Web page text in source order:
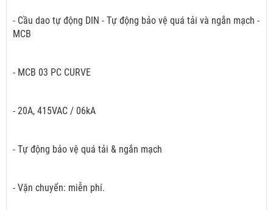
- Cầu dao tự động DIN - Tự động bảo vệ quá tải và ngắn mạch -
MCB
- MCB 03 PC CURVE
- 20A, 415VAC / 06kA
- Tự động bảo vệ quá tải & ngắn mạch
- Vận chuyển: miễn phí.